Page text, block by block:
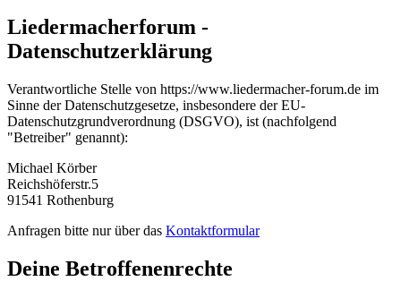
Liedermacherforum -
Datenschutzerklärung
Verantwortliche Stelle von https://www.liedermacher-forum.de im
Sinne der Datenschutzgesetze, insbesondere der EU-
Datenschutzgrundverordnung (DSGVO), ist (nachfolgend
"Betreiber" genannt):
Michael Körber
Reichshöferstr.5
91541 Rothenburg
Anfragen bitte nur über das Kontaktformular
Deine Betroffenenrechte